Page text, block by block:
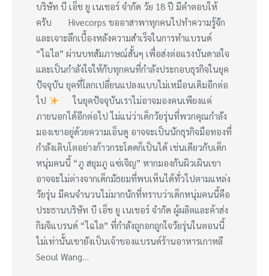
บริษัท บี เอ็ช ยู เนเชอร์ จำกัด วัย 18 ปี มีคำตอบให้
ครับ Hivecorps ขออาสาพาทุกคนไปทำความรู้จัก
และเจาะลึกเบื้องหลังความสำเร็จในการทำแบรนด์
“ไฉไล” ผ่านบทสัมภาษณ์สั้นๆ เพื่อส่งต่อแรงบันดาลใจ
และเป็นกำลังใจให้กับทุกคนที่กำลังประกอบธุรกิจในยุค
ปัจจุบัน ยุคที่โลกเปลี่ยนแปลงแบบไม่เหมือนเดิมอีกต่อ
ไป
ในยุคปัจจุบันเราไม่อาจมองคนเพียงแค่
ภายนอกได้อีกต่อไป ไม่แน่ว่าเด็กวัยรุ่นที่พวกคุณกำลัง
มองเขาอยู่ด้วยความเอ็นดู อาจจะเป็นนักธุรกิจมือทองที่
กำลังเติบโตอย่างก้าวกระโดดก็เป็นได้ เช่นเดียวกับเด็ก
หนุ่มคนนี้ “ภู สยุมภู แซ่เจิญ” หากมองกันผิวเผินเขา
อาจจะไม่ต่างจากเด็กมัธยมที่พบเห็นได้ทั่วไปตามแหล่ง
วัยรุ่น มีคนจำนวนไม่มากนักที่ทราบว่าเด็กหนุ่มคนนี้คือ
ประธานบริษัท บี เอ็ช ยู เนเชอร์ จำกัด ผู้ผลิตและค้าส่ง
กิมจิแบรนด์ “ไฉไล” ที่กำลังถูกอกถูกใจวัยรุ่นในตอนนี้
ไม่เท่านั้นเขายังเป็นเจ้าของแบรนด์ร้านอาหารเกาหลี
Seoul Wang…